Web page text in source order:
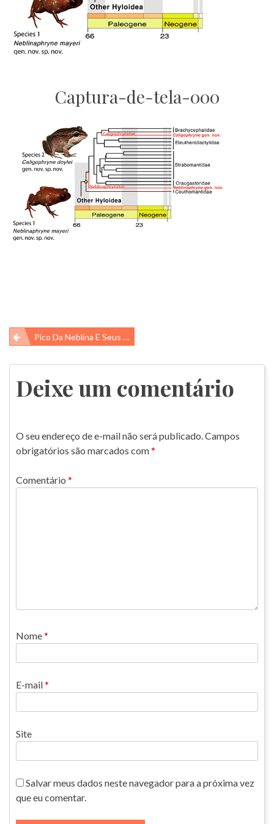
Captura-de-tela-000
Navegação
de
Post
Pico Da Neblina E Seus Sapos!!!
Deixe um comentário
O seu endereço de e-mail não será publicado.Campos
obrigatórios são marcados com*
Comentário *
Nome*
E-mail*
Site
Salvar meus dados neste navegador para a próxima vez
que eu comentar.